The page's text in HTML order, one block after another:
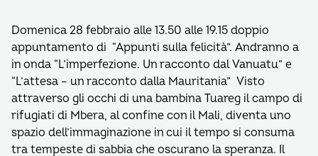
Domenica 28 febbraio alle 13.50 alle 19.15 doppio
appuntamento di “Appunti sulla felicità”. Andranno a
in onda “L’imperfezione. Un racconto dal Vanuatu” e
“L’attesa – un racconto dalla Mauritania” Visto
attraverso gli occhi di una bambina Tuareg il campo di
rifugiati di Mbera, al confine con il Mali, diventa uno
spazio dell’immaginazione in cui il tempo si consuma
tra tempeste di sabbia che oscurano la speranza. Il